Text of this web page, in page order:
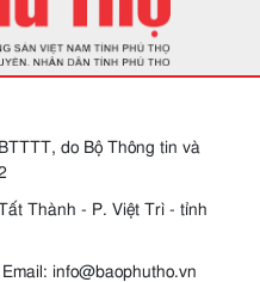
do Bộ Thông tin và
Thành - P. Việt Trì - tỉnh
Email: info@baophutho.vn